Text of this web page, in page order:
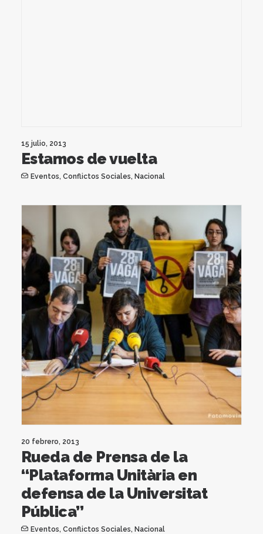
15 julio, 2013
Estamos de vuelta
Eventos, Conflictos Sociales, Nacional
20 febrero, 2013
Rueda de Prensa de la
“Plataforma Unitària en
defensa de la Universitat
Pública”
Eventos, Conflictos Sociales, Nacional